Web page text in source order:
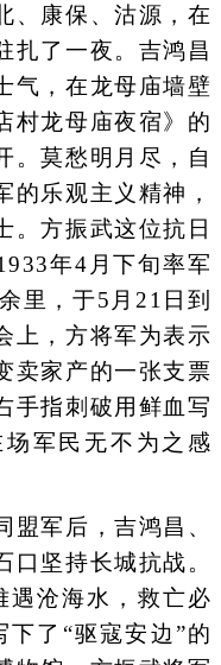
、康保、沽源，在
扎了一夜。吉鸿昌
气，在龙母庙墙壁
村龙母庙夜宿》的
。莫愁明月尽，自
的乐观主义精神，
。方振武这位抗日
年4月下旬率军
里，于5月21日到
上，方将军为表示
卖家产的一张支票
手指刺破用鲜血写
军民无不为之感
军后，吉鸿昌、
口坚持长城抗战。
遇沧海水，救亡必
了“驱寇安边”的